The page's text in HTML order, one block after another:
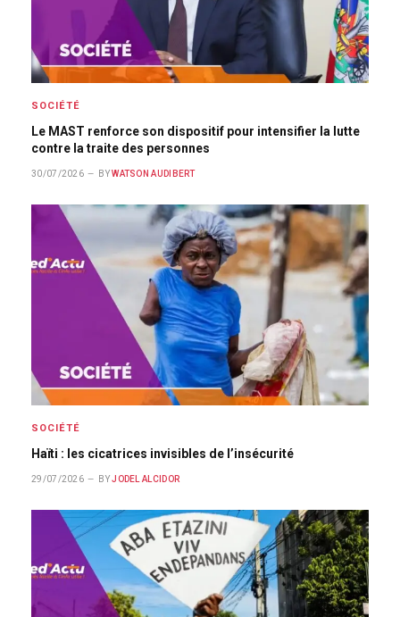
SOCIÉTÉ
Le MAST renforce son dispositif pour intensifier la lutte
contre la traite des personnes
30/07/2026 BY WATSON AUDIBERT
SOCIÉTÉ
Haïti : les cicatrices invisibles de l’insécurité
29/07/2026 BY JODEL ALCIDOR